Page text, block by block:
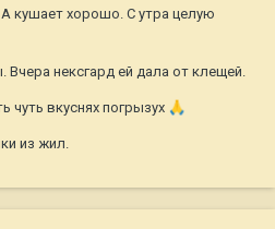
кушает хорошо. С утра целую
нексгард ей дала от клещей.
чуть вкуснях погрызух 🙏
из жил.